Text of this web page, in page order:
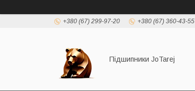
+380 (67) 299-97-20 +380 (67) 360-43-55
Підшипники JoTarej